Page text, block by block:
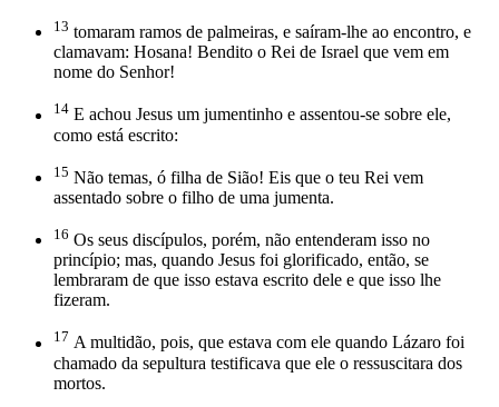
13 tomaram ramos de palmeiras, e saíram-lhe ao encontro, e
clamavam: Hosana! Bendito o Rei de Israel que vem em
nome do Senhor!
14 E achou Jesus um jumentinho e assentou-se sobre ele,
como está escrito:
15 Não temas, ó filha de Sião! Eis que o teu Rei vem
assentado sobre o filho de uma jumenta.
16 Os seus discípulos, porém, não entenderam isso no
princípio; mas, quando Jesus foi glorificado, então, se
lembraram de que isso estava escrito dele e que isso lhe
fizeram.
17 A multidão, pois, que estava com ele quando Lázaro foi
chamado da sepultura testificava que ele o ressuscitara dos
mortos.